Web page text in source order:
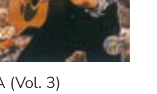
(Vol. 3)